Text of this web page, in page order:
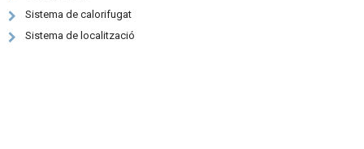
Sistema de calorifugat
Sistema de localització